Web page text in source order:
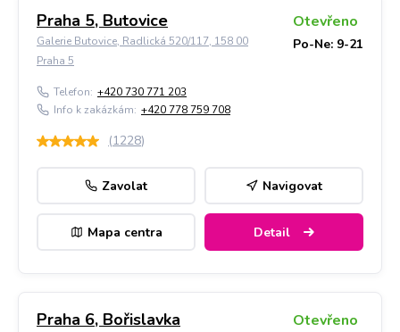
Praha 5, Butovice
Galerie Butovice, Radlická 520/117, 158 00
Praha 5
Otevřeno
Po-Ne: 9-21
Telefon: +420 730 771 203
Info k zakázkám: +420 778 759 708
(1228)
Zavolat Navigovat
Mapa centra Detail
Praha 6, Bořislavka Otevřeno